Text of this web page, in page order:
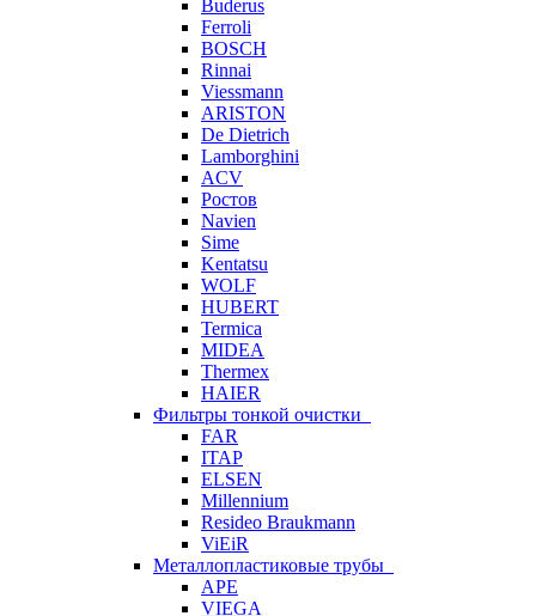
Buderus
Ferroli
BOSCH
Rinnai
Viessmann
ARISTON
De Dietrich
Lamborghini
ACV
Ростов
Navien
Sime
Kentatsu
WOLF
HUBERT
Termica
MIDEA
Thermex
HAIER
Фильтры тонкой очистки
FAR
ITAP
ELSEN
Millennium
Resideo Braukmann
ViEiR
Металлопластиковые трубы
APE
VIEGA